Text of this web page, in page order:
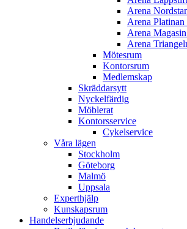
Arena
Arena Platinan
Arena
Arena
Mötesrum
Kontorsrum
Medlemskap
Skräddarsytt
Nyckelfärdig
Möblerat
Kontorsservice
Cykelservice
Våra lägen
Stockholm
Göteborg
Malmö
Uppsala
Experthjälp
Kunskapsrum
Handelserbjudande